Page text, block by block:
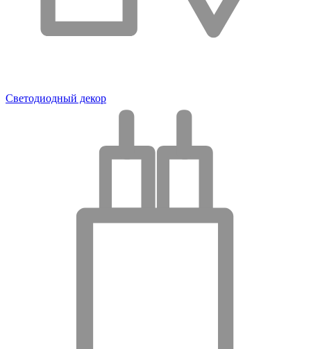
Светодиодный декор